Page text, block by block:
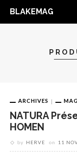
BLAKEMAG
ARCHIVES
NATURA
HOMEN
by HERVE on 11